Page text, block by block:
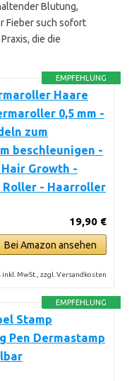
Blutung,
Fieber such sofort
die die
EMPFEHLUNG
Haare
0,5 mm -
zum
beschleunigen -
Growth -
Roller - Haarroller
19,90 €
Bei Amazon ansehen
inkl. MwSt., zzgl. Versandkosten
EMPFEHLUNG
Stamp
Pen Dermastamp